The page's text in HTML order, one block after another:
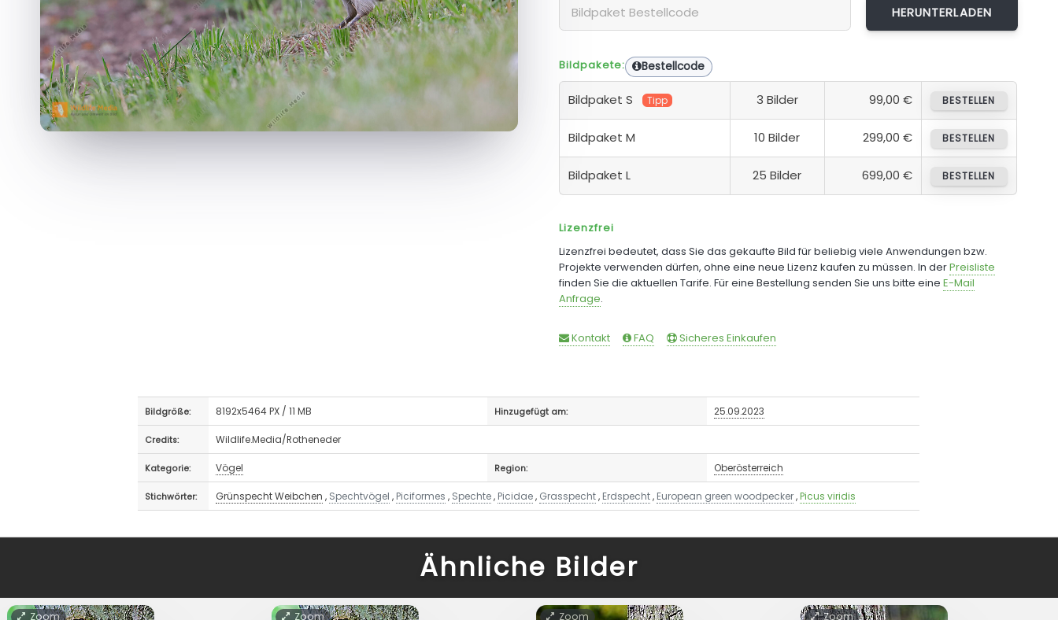
Bildpakete: Bestellcode
Bildpaket S Tipp 3 Bilder 99,00 € BESTELLEN
Bildpaket M 10 Bilder 299,00 € BESTELLEN
Bildpaket L 25 Bilder 699,00 € BESTELLEN
Lizenzfrei
Lizenzfrei bedeutet, dass Sie das gekaufte Bild für beliebig viele Anwendungen bzw.
Projekte verwenden dürfen, ohne eine neue Lizenz kaufen zu müssen. In derPreisliste
finden Sie die aktuellen Tarife. Für eine Bestellung senden Sie uns bitte eine E-Mail
Anfrage.
Kontakt FAQ Sicheres Einkaufen
Bildgröße: 8192x5464 PX / 11 MB Hinzugefügt am: 25.09.2023
Credits: Wildlife.Media/Rotheneder
Kategorie: Vögel Region: Oberösterreich
Stichwörter: Grünspecht Weibchen , Spechtvögel , Piciformes , Spechte, Picidae, Grasspecht, Erdspecht, European green woodpecker,Picus viridis
Ähnliche Bilder
Zoom Zoom Zoom Zoom